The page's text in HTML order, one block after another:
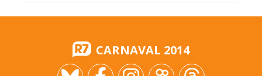
CARNAVAL 2014